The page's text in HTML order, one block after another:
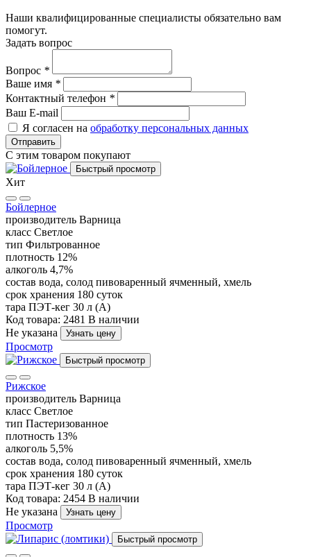
Наши квалифицированные специалисты обязательно вам
помогут.
Задать вопрос
Вопрос *
Ваше имя *
Контактный телефон *
Ваш E-mail
Я согласен на обработку персональных данных
Отправить
С этим товаром покупают
Быстрый просмотр
Хит
Бойлерное
производитель Варница
класс Светлое
тип Фильтрованное
плотность 12%
алкоголь 4,7%
состав вода, солод пивоваренный ячменный, хмель
срок хранения 180 суток
тара ПЭТ-кег 30 л (А)
Код товара: 2481 В наличии
Не указана
Узнать цену
Просмотр
Быстрый просмотр
Рижское
производитель Варница
класс Светлое
тип Пастеризованное
плотность 13%
алкоголь 5,5%
состав вода, солод пивоваренный ячменный, хмель
срок хранения 180 суток
тара ПЭТ-кег 30 л (А)
Код товара: 2454 В наличии
Не указана
Узнать цену
Просмотр
Быстрый просмотр